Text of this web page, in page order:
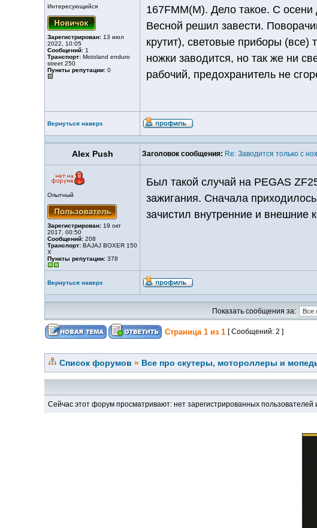
Интересующийся
Зарегистрирован: 13 июл
2022, 10:05
Сообщений: 1
Транспорт: Motoland enduro
street 250
Пункты репутации: 0
167FMM(M). Дело такое. С
Весной решил завести.
крутит), световые приборы (все)
ножки заводится, но так же ни
рабочий, предохранитель не
Вернуться наверх
Alex Push Заголовок сообщения: Re: Заводится только с
Опытный
Зарегистрирован: 19 окт
2017, 00:50
Сообщений: 208
Транспорт: BAJAJ BOXER 150
X
Пункты репутации: 378
Был такой случай на PEGAS
зажигания. Сначала
зачистил внутренние и
Вернуться наверх
Показать сообщения за:
Страница 1 из 1 [ Сообщений: 2 ]
Список форумов » Все про скутеры, мотороллеры и
Сейчас этот форум просматривают: нет зарегистрированных пользователей